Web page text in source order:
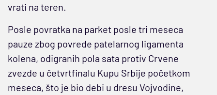
vrati na teren.
Posle povratka na parket posle tri meseca
pauze zbog povrede patelarnog ligamenta
kolena, odigranih pola sata protiv Crvene
zvezde u četvrtfinalu Kupu Srbije početkom
meseca, što je bio debi u dresu Vojvodine,